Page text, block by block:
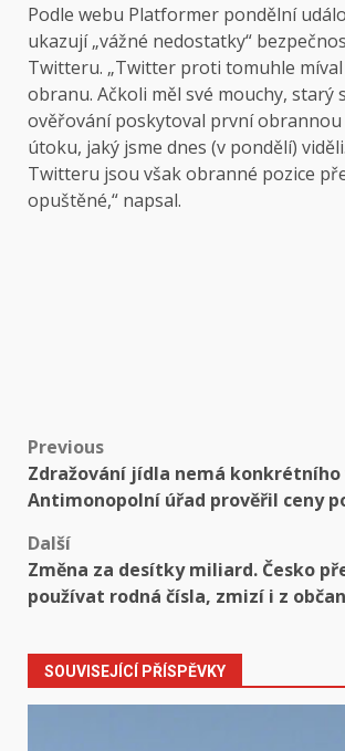
Podle webu Platformer pondělní
ukazují „vážné nedostatky“
Twitteru. „Twitter proti tomuhle
obranu. Ačkoli měl své mouchy, starý
ověřování poskytoval první
útoku, jaký jsme dnes (v pondělí)
Twitteru jsou však obranné pozice
opuštěné,“ napsal.
Post
navigation
Previous
Zdražování jídla nemá
Antimonopolní úřad prověřil ceny
Další
Změna za desítky miliard. Česko
používat rodná čísla, zmizí i z
SOUVISEJÍCÍ PŘÍSPĚVKY